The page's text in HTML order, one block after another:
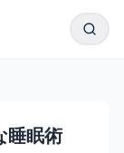
検索
睡眠術